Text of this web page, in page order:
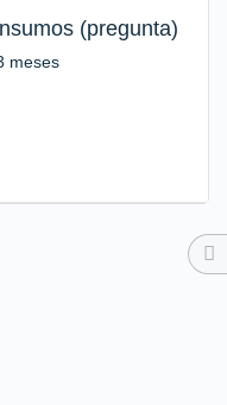
(pregunta)
meses